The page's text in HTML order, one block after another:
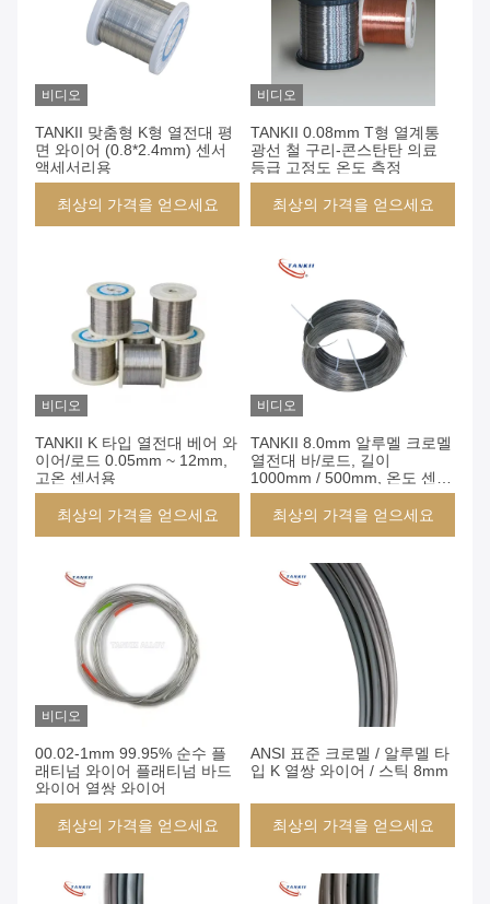
비디오
TANKII 맞춤형 K형 열전대 평
면 와이어 (0.8*2.4mm) 센서
액세서리용
최상의 가격을 얻으세요
비디오
TANKII 0.08mm T형 열계통
광선 철 구리-콘스탄탄 의료
등급 고정도 온도 측정
최상의 가격을 얻으세요
비디오
TANKII K 타입 열전대 베어 와
이어/로드 0.05mm ~ 12mm,
고온 센서용
최상의 가격을 얻으세요
비디오
TANKII 8.0mm 알루멜 크로멜
열전대 바/로드, 길이
1000mm / 500mm, 온도 센서
용
최상의 가격을 얻으세요
비디오
00.02-1mm 99.95% 순수 플
래티넘 와이어 플래티넘 바드
와이어 열쌍 와이어
최상의 가격을 얻으세요
ANSI 표준 크로멜 / 알루멜 타
입 K 열쌍 와이어 / 스틱 8mm
최상의 가격을 얻으세요